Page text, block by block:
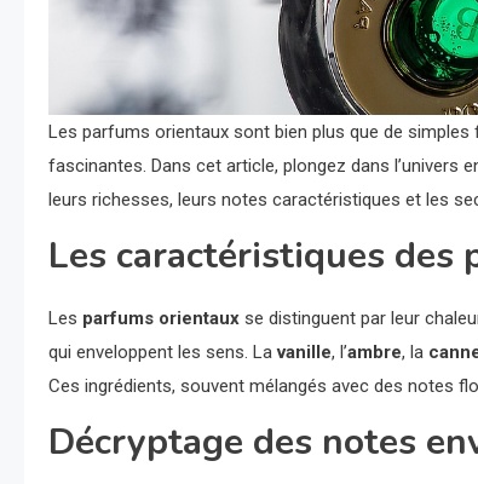
Les parfums orientaux sont bien plus que de
fascinantes. Dans cet article, plongez dans l’univers
leurs richesses, leurs notes caractéristiques et les
Les caractéristiques
Les parfums orientaux se distinguent par leur
qui enveloppent les sens. Lavanille, l’ambre, la
Ces ingrédients, souvent mélangés avec des notes
Décryptage des notes